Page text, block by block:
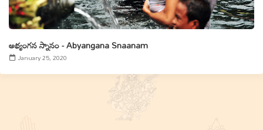
అభ్యంగన స్నానం - Abyangana Snaanam
January 25, 2020